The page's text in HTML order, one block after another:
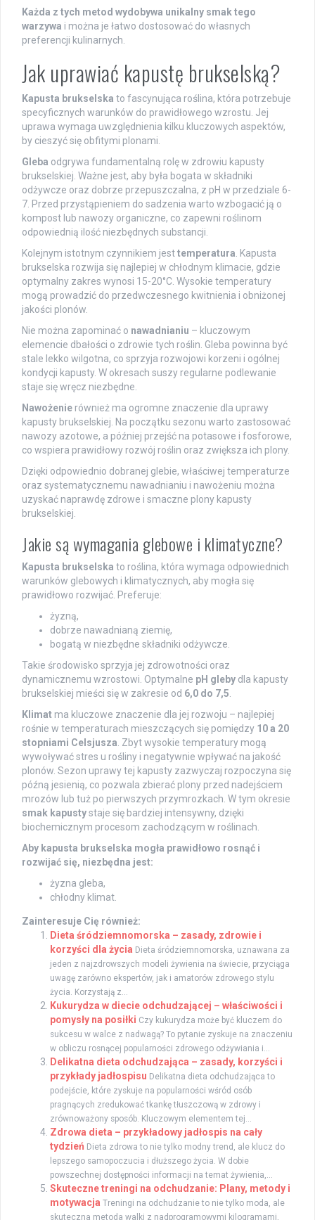
Każda z tych metod wydobywa unikalny smak tego
warzywa i można je łatwo dostosować do własnych
preferencji kulinarnych.
Jak uprawiać kapustę brukselską?
Kapusta brukselska to fascynująca roślina, która potrzebuje
specyficznych warunków do prawidłowego wzrostu. Jej
uprawa wymaga uwzględnienia kilku kluczowych aspektów,
by cieszyć się obfitymi plonami.
Gleba odgrywa fundamentalną rolę w zdrowiu kapusty
brukselskiej. Ważne jest, aby była bogata w składniki
odżywcze oraz dobrze przepuszczalna, z pH w przedziale 6-
7. Przed przystąpieniem do sadzenia warto wzbogacić ją o
kompost lub nawozy organiczne, co zapewni roślinom
odpowiednią ilość niezbędnych substancji.
Kolejnym istotnym czynnikiem jesttemperatura . Kapusta
brukselska rozwija się najlepiej w chłodnym klimacie, gdzie
optymalny zakres wynosi 15-20°C. Wysokie temperatury
mogą prowadzić do przedwczesnego kwitnienia i obniżonej
jakości plonów.
Nie można zapominać o nawadnianiu – kluczowym
elemencie dbałości o zdrowie tych roślin. Gleba powinna być
stale lekko wilgotna, co sprzyja rozwojowi korzeni i ogólnej
kondycji kapusty. W okresach suszy regularne podlewanie
staje się wręcz niezbędne.
Nawożenie również ma ogromne znaczenie dla uprawy
kapusty brukselskiej. Na początku sezonu warto zastosować
nawozy azotowe, a później przejść na potasowe i fosforowe,
co wspiera prawidłowy rozwój roślin oraz zwiększa ich plony.
Dzięki odpowiednio dobranej glebie, właściwej temperaturze
oraz systematycznemu nawadnianiu i nawożeniu można
uzyskać naprawdę zdrowe i smaczne plony kapusty
brukselskiej.
Jakie są wymagania glebowe i klimatyczne?
Kapusta brukselska to roślina, która wymaga odpowiednich
warunków glebowych i klimatycznych, aby mogła się
prawidłowo rozwijać. Preferuje:
żyzną,
dobrze nawadnianą ziemię,
bogatą w niezbędne składniki odżywcze.
Takie środowisko sprzyja jej zdrowotności oraz
dynamicznemu wzrostowi. Optymalne pH gleby dla kapusty
brukselskiej mieści się w zakresie od 6,0 do 7,5
Klimat ma kluczowe znaczenie dla jej rozwoju – najlepiej
rośnie w temperaturach mieszczących się pomiędzy 10 a 20
stopniami Celsjusza . Zbyt wysokie temperatury mogą
wywoływać stres u rośliny i negatywnie wpływać na jakość
plonów. Sezon uprawy tej kapusty zazwyczaj rozpoczyna się
późną jesienią, co pozwala zbierać plony przed nadejściem
mrozów lub tuż po pierwszych przymrozkach. W tym okresie
smak kapustystaje się bardziej intensywny, dzięki
biochemicznym procesom zachodzącym w roślinach.
Aby kapusta brukselska mogła prawidłowo rosnąć i
rozwijać się, niezbędna jest:
żyzna gleba,
chłodny klimat.
Zainteresuje Cię również:
Dieta śródziemnomorska – zasady, zdrowie i
korzyści dla życia Dieta śródziemnomorska, uznawana za
jeden z najzdrowszych modeli żywienia na świecie, przyciąga
uwagę zarówno ekspertów, jak i amatorów zdrowego stylu
życia. Korzystają z...
Kukurydza w diecie odchudzającej – właściwości i
pomysły na posiłki Czy kukurydza może być kluczem do
sukcesu w walce z nadwagą? To pytanie zyskuje na znaczeniu
w obliczu rosnącej popularności zdrowego odżywiania i...
Delikatna dieta odchudzająca – zasady, korzyści i
przykłady jadłospisu Delikatna dieta odchudzająca to
podejście, które zyskuje na popularności wśród osób
pragnących zredukować tkankę tłuszczową w zdrowy i
zrównoważony sposób. Kluczowym elementem tej...
Zdrowa dieta – przykładowy jadłospis na cały
tydzień Dieta zdrowa to nie tylko modny trend, ale klucz do
lepszego samopoczucia i dłuższego życia. W dobie
powszechnej dostępności informacji na temat żywienia,...
Skuteczne treningi na odchudzanie: Plany, metody i
motywacja Treningi na odchudzanie to nie tylko moda, ale
skuteczna metoda walki z nadprogramowymi kilogramami,